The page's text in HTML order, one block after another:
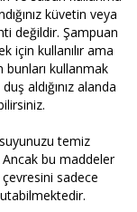
küvetin veya
değildir. Şampuan
için kullanılır ama
kullanmak
aldığınız alanda
temiz
Ancak bu maddeler
sadece